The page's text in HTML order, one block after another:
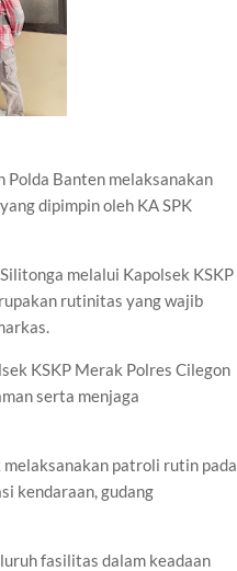
Polda Banten melaksanakan
dipimpin oleh KA SPK
melalui Kapolsek KSKP
rutinitas yang wajib
KSKP Merak Polres Cilegon
serta menjaga
patroli rutin pada
kendaraan, gudang
fasilitas dalam keadaan